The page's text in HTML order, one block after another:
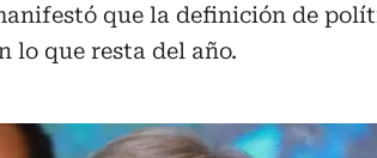
que la definición de
lo que resta del año.